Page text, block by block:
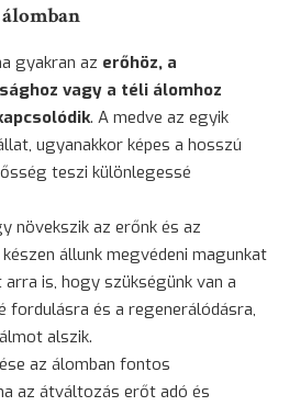
gyakran az erőhöz, a
vagy a téli álomhoz
. A medve az egyik
ugyanakkor képes a hosszú
teszi különlegessé
növekszik az erőnk és az
állunk megvédeni magunkat
is, hogy szükségünk van a
fordulásra és a regenerálódásra,
alszik.
az álomban fontos
az átváltozás erőt adó és